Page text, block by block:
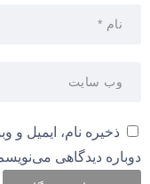
ذخیره نام، ایمیل و
دوباره دیدگاهی